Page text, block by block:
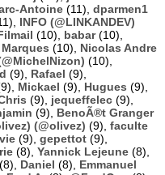
Antoine (11), dparmen1
INFO (@LINKANDEV)
(10), babar(10),
(10), Nicolas Andre
(10),
(9), Rafael (9),
Mickael (9), Hugues (9),
(9), jequeffelec (9),
(9), BenoÃ®t Granger
(@olivez) (9), faculte
(9), gepettot (9),
(8), Yannick Lejeune (8),
(8), Daniel (8), Emmanuel